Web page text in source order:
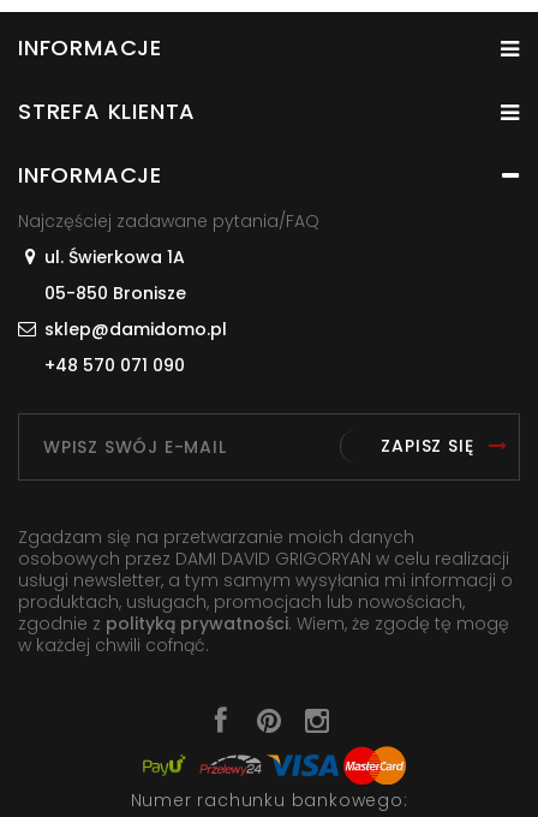
INFORMACJE
STREFA KLIENTA
INFORMACJE
Najczęściej zadawane pytania/FAQ
ul. Świerkowa 1A
05-850 Bronisze
sklep@damidomo.pl
+48 570 071 090
ZAPISZ SIĘ
Zgadzam się na przetwarzanie moich danych
osobowych przez DAMI DAVID GRIGORYAN w celu realizacji
usługi newsletter, a tym samym wysyłania mi informacji o
produktach, usługach, promocjach lub nowościach,
zgodnie z polityką prywatności. Wiem, że zgodę tę mogę
w każdej chwili cofnąć.
Numer rachunku bankowego: